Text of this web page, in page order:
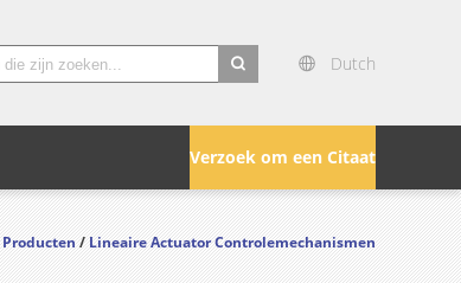
Dutch
Verzoek om een Citaat
Producten/Lineaire Actuator Controlemechanismen